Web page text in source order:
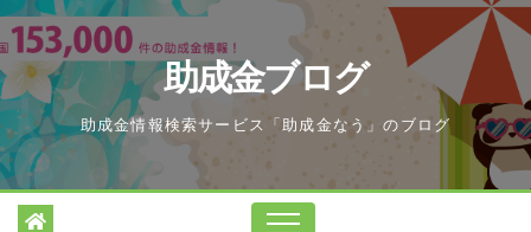
Skip
to
content
助成金ブログ
助成金情報検索サービス「助成金なう」のブログ